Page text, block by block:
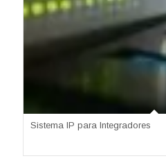
Sistema IP para Integradores